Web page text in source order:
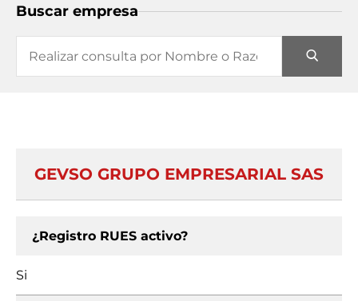
Buscar empresa
GEVSO GRUPO EMPRESARIAL SAS
¿Registro RUES activo?
Si